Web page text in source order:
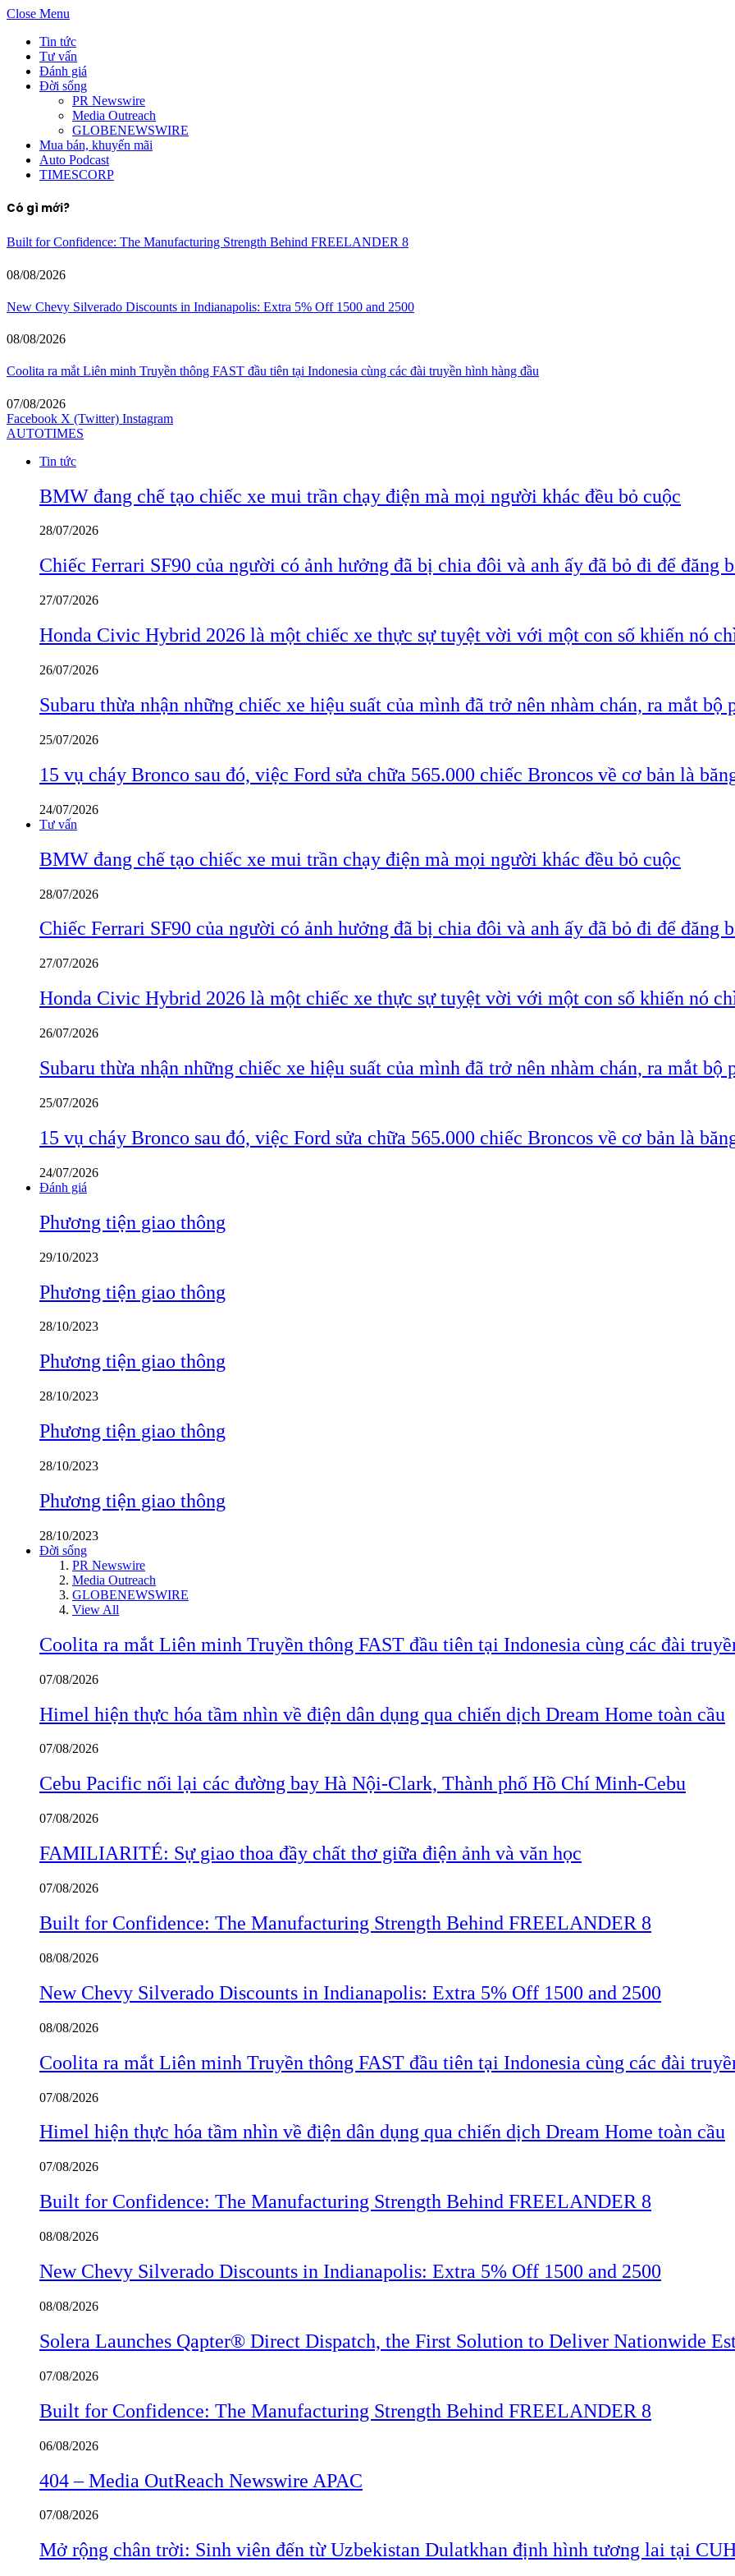
Close Menu
Tin tức
Tư vấn
Đánh giá
Đời sống
PR Newswire
Media Outreach
GLOBENEWSWIRE
Mua bán, khuyến mãi
Auto Podcast
TIMESCORP
Có gì mới?
Built for Confidence: The Manufacturing Strength Behind FREELANDER 8
08/08/2026
New Chevy Silverado Discounts in Indianapolis: Extra 5% Off 1500 and 2500
08/08/2026
Coolita ra mắt Liên minh Truyền thông FAST đầu tiên tại Indonesia cùng các đài truyền hình hàng đầu
07/08/2026
Facebook X (Twitter) Instagram
AUTOTIMES
Tin tức
BMW đang chế tạo chiếc xe mui trần chạy điện mà mọi người khác đều bỏ cuộc
28/07/2026
Chiếc Ferrari SF90 của người có ảnh hưởng đã bị chia đôi và anh ấy đã bỏ đi để đăng
27/07/2026
Honda Civic Hybrid 2026 là một chiếc xe thực sự tuyệt vời với một con số khiến nó
26/07/2026
Subaru thừa nhận những chiếc xe hiệu suất của mình đã trở nên nhàm chán, ra mắt bộ
25/07/2026
15 vụ cháy Bronco sau đó, việc Ford sửa chữa 565.000 chiếc Broncos về cơ bản là
24/07/2026
Tư vấn
BMW đang chế tạo chiếc xe mui trần chạy điện mà mọi người khác đều bỏ cuộc
28/07/2026
Chiếc Ferrari SF90 của người có ảnh hưởng đã bị chia đôi và anh ấy đã bỏ đi để đăng
27/07/2026
Honda Civic Hybrid 2026 là một chiếc xe thực sự tuyệt vời với một con số khiến nó
26/07/2026
Subaru thừa nhận những chiếc xe hiệu suất của mình đã trở nên nhàm chán, ra mắt bộ
25/07/2026
15 vụ cháy Bronco sau đó, việc Ford sửa chữa 565.000 chiếc Broncos về cơ bản là
24/07/2026
Đánh giá
Phương tiện giao thông
29/10/2023
Phương tiện giao thông
28/10/2023
Phương tiện giao thông
28/10/2023
Phương tiện giao thông
28/10/2023
Phương tiện giao thông
28/10/2023
Đời sống
PR Newswire
Media Outreach
GLOBENEWSWIRE
View All
Coolita ra mắt Liên minh Truyền thông FAST đầu tiên tại Indonesia cùng các đài
07/08/2026
Himel hiện thực hóa tầm nhìn về điện dân dụng qua chiến dịch Dream Home toàn cầu
07/08/2026
Cebu Pacific nối lại các đường bay Hà Nội-Clark, Thành phố Hồ Chí Minh-Cebu
07/08/2026
FAMILIARITÉ: Sự giao thoa đầy chất thơ giữa điện ảnh và văn học
07/08/2026
Built for Confidence: The Manufacturing Strength Behind FREELANDER 8
08/08/2026
New Chevy Silverado Discounts in Indianapolis: Extra 5% Off 1500 and 2500
08/08/2026
Coolita ra mắt Liên minh Truyền thông FAST đầu tiên tại Indonesia cùng các đài
07/08/2026
Himel hiện thực hóa tầm nhìn về điện dân dụng qua chiến dịch Dream Home toàn cầu
07/08/2026
Built for Confidence: The Manufacturing Strength Behind FREELANDER 8
08/08/2026
New Chevy Silverado Discounts in Indianapolis: Extra 5% Off 1500 and 2500
08/08/2026
Solera Launches Qapter® Direct Dispatch, the First Solution to Deliver Nationwide
07/08/2026
Built for Confidence: The Manufacturing Strength Behind FREELANDER 8
06/08/2026
404 – Media OutReach Newswire APAC
07/08/2026
Mở rộng chân trời: Sinh viên đến từ Uzbekistan Dulatkhan định hình tương lai tại